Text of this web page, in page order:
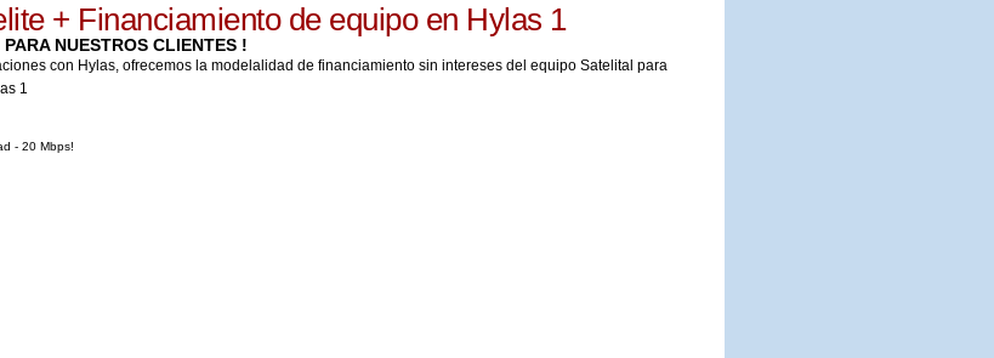
+ Financiamiento de equipo en Hylas 1
NUESTROS CLIENTES !
con Hylas, ofrecemos la modelalidad de financiamiento sin intereses del equipo Satelital para
1
- 20 Mbps!